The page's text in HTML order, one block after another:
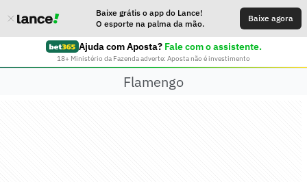
Baixe grátis o app do Lance!
O esporte na palma da mão.
Baixe agora
Ajuda com Aposta? Fale com o assistente.
18+ Ministério da Fazenda adverte: Aposta não é investimento
Flamengo